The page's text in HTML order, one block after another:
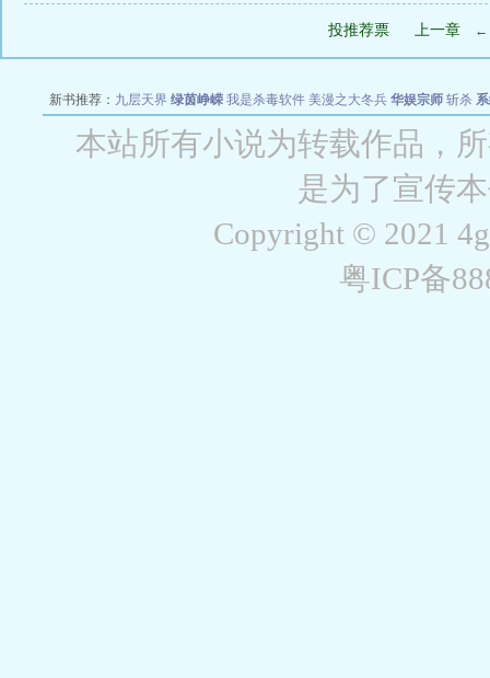
投推荐票 上一章 ←
新书推荐： 九层天界 绿茵峥嵘 我是杀毒软件 美漫之大冬兵 华娱宗师 斩杀
战争天堂 混元道纪 教练万岁 都市全能巨星 绝对交易 全职武神 位面复
本站所有小说为转载作品，
是为了宣传
Copyright © 2021
粤ICP备